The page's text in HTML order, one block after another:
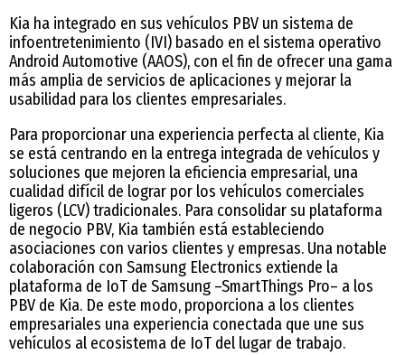
Kia ha integrado en sus vehículos PBV un sistema de
infoentretenimiento (IVI) basado en el sistema operativo
Android Automotive (AAOS), con el fin de ofrecer una gama
más amplia de servicios de aplicaciones y mejorar la
usabilidad para los clientes empresariales.
Para proporcionar una experiencia perfecta al cliente, Kia
se está centrando en la entrega integrada de vehículos y
soluciones que mejoren la eficiencia empresarial, una
cualidad difícil de lograr por los vehículos comerciales
ligeros (LCV) tradicionales. Para consolidar su plataforma
de negocio PBV, Kia también está estableciendo
asociaciones con varios clientes y empresas. Una notable
colaboración con Samsung Electronics extiende la
plataforma de IoT de Samsung –SmartThings Pro– a los
PBV de Kia. De este modo, proporciona a los clientes
empresariales una experiencia conectada que une sus
vehículos al ecosistema de IoT del lugar de trabajo.